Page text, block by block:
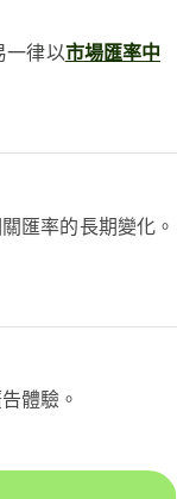
一律以市場匯率中
匯率的長期變化。
體驗。